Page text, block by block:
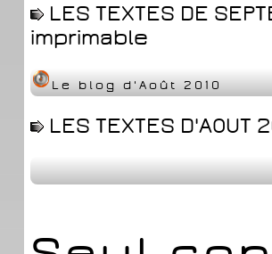
LES TEXTES DE
imprimable
Le blog d'Août 2010
LES TEXTES